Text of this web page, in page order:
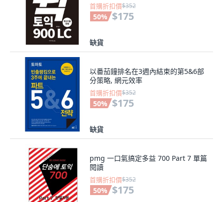
首購折扣價$352
50% $175
缺貨
以番茄鐘排名在3週內結束的第5&6部
分策略, 網元效率
首購折扣價$352
50% $175
缺貨
pmg 一口氣搞定多益 700 Part 7 單篇
閱讀
首購折扣價$352
50% $175